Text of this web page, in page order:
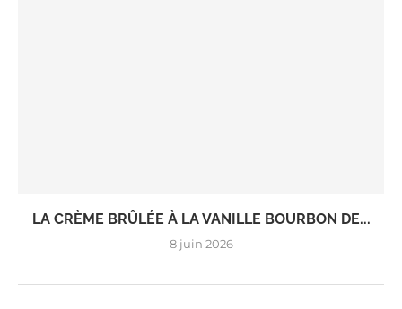
LA CRÈME BRÛLÉE À LA VANILLE BOURBON DE...
8 juin 2026